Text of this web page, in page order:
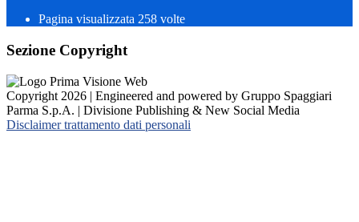
Pagina visualizzata 258 volte
Sezione Copyright
Copyright 2026 | Engineered and powered by Gruppo Spaggiari
Parma S.p.A. | Divisione Publishing & New Social Media
Disclaimer trattamento dati personali